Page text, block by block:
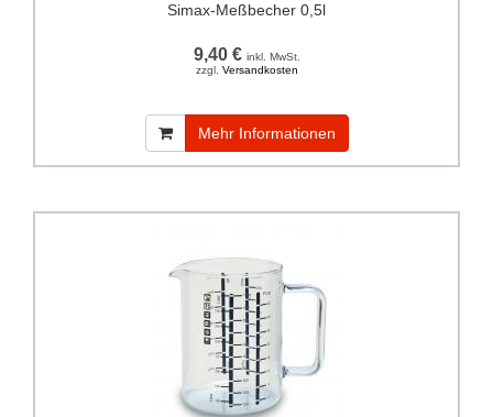
Simax-Meßbecher 0,5l
9,40 € inkl. MwSt.
zzgl. Versandkosten
Mehr Informationen